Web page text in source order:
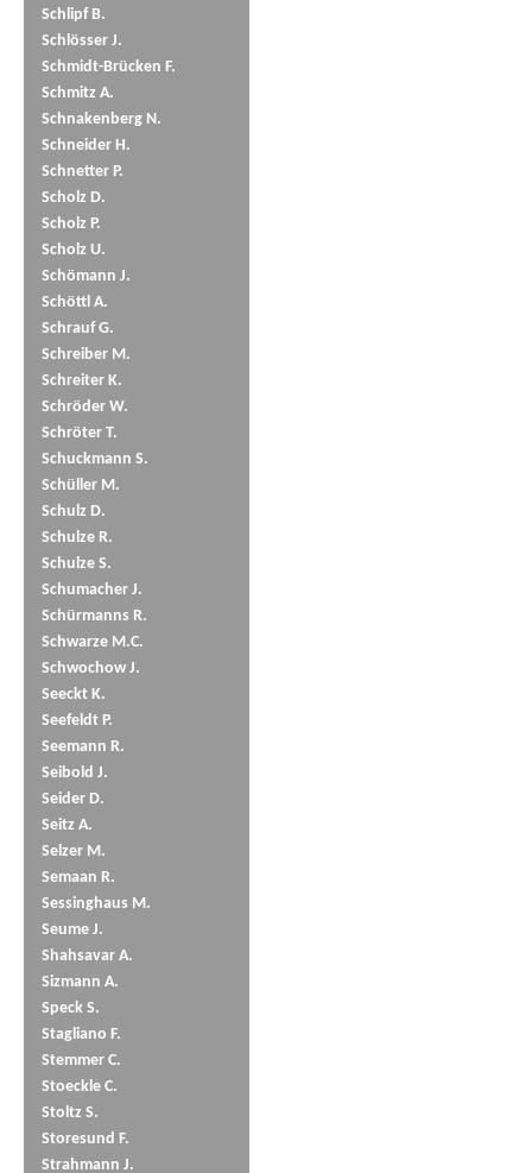
Schlipf B.
Schlösser J.
Schmidt-Brücken F.
Schmitz A.
Schnakenberg N.
Schneider H.
Schnetter P.
Scholz D.
Scholz P.
Scholz U.
Schömann J.
Schöttl A.
Schrauf G.
Schreiber M.
Schreiter K.
Schröder W.
Schröter T.
Schuckmann S.
Schüller M.
Schulz D.
Schulze R.
Schulze S.
Schumacher J.
Schürmanns R.
Schwarze M.C.
Schwochow J.
Seeckt K.
Seefeldt P.
Seemann R.
Seibold J.
Seider D.
Seitz A.
Selzer M.
Semaan R.
Sessinghaus M.
Seume J.
Shahsavar A.
Sizmann A.
Speck S.
Stagliano F.
Stemmer C.
Stoeckle C.
Stoltz S.
Storesund F.
Strahmann J.